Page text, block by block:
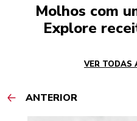
Molhos com
Explore
VER TODAS
ANTERIOR